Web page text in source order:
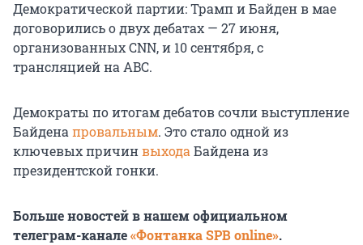
Демократической партии: Трамп и Байден в мае
договорились о двух дебатах — 27 июня,
организованных CNN, и 10 сентября, с
трансляцией на ABC.
Демократы по итогам дебатов сочли выступление
Байдена провальным. Это стало одной из
ключевых причинвыхода Байдена из
президентской гонки.
Больше новостей в нашем официальном
телеграм-канале«Фонтанка SPB online».